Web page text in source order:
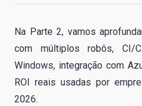
Na Parte 2, vamos
com múltiplos robôs, CI/
Windows, integração com
ROI reais usadas por
2026.